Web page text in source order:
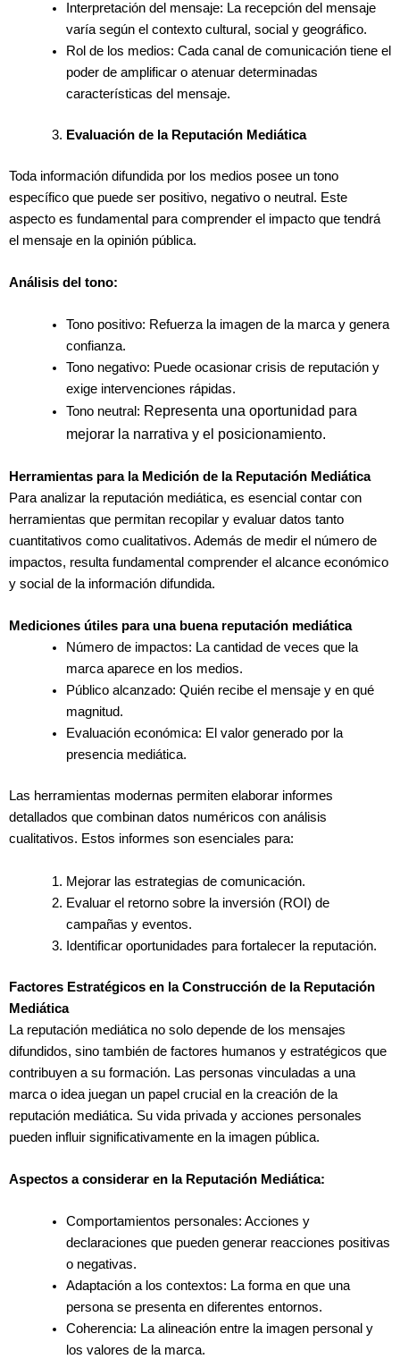
Interpretación del mensaje: La recepción del mensaje
varía según el contexto cultural, social y geográfico.
Rol de los medios: Cada canal de comunicación tiene el
poder de amplificar o atenuar determinadas
características del mensaje.
Evaluación de la Reputación Mediática
Toda información difundida por los medios posee un tono
específico que puede ser positivo, negativo o neutral. Este
aspecto es fundamental para comprender el impacto que tendrá
el mensaje en la opinión pública.
Análisis del tono:
Tono positivo: Refuerza la imagen de la marca y genera
confianza.
Tono negativo: Puede ocasionar crisis de reputación y
exige intervenciones rápidas.
Tono neutral: Representa una oportunidad para
mejorar la narrativa y el posicionamiento.
Herramientas para la Medición de la Reputación Mediática
Para analizar la reputación mediática, es esencial contar con
herramientas que permitan recopilar y evaluar datos tanto
cuantitativos como cualitativos. Además de medir el número de
impactos, resulta fundamental comprender el alcance económico
y social de la información difundida.
Mediciones útiles para una buena reputación mediática
Número de impactos: La cantidad de veces que la
marca aparece en los medios.
Público alcanzado: Quién recibe el mensaje y en qué
magnitud.
Evaluación económica: El valor generado por la
presencia mediática.
Las herramientas modernas permiten elaborar informes
detallados que combinan datos numéricos con análisis
cualitativos. Estos informes son esenciales para:
Mejorar las estrategias de comunicación.
Evaluar el retorno sobre la inversión (ROI) de
campañas y eventos.
Identificar oportunidades para fortalecer la reputación.
Factores Estratégicos en la Construcción de la Reputación
Mediática
La reputación mediática no solo depende de los mensajes
difundidos, sino también de factores humanos y estratégicos que
contribuyen a su formación. Las personas vinculadas a una
marca o idea juegan un papel crucial en la creación de la
reputación mediática. Su vida privada y acciones personales
pueden influir significativamente en la imagen pública.
Aspectos a considerar en la Reputación Mediática:
Comportamientos personales: Acciones y
declaraciones que pueden generar reacciones positivas
o negativas.
Adaptación a los contextos: La forma en que una
persona se presenta en diferentes entornos.
Coherencia: La alineación entre la imagen personal y
los valores de la marca.